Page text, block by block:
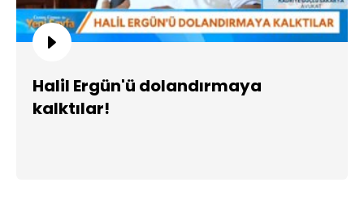
Halil Ergün'ü dolandırmaya
kalktılar!